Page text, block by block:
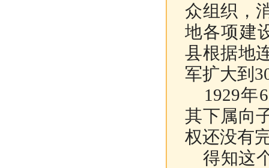
众组织，
地各项建
县根据地
军扩大到
1929年6
其下属向
权还没有
得知这